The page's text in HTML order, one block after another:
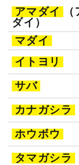
アマダイ
ダイ）
マダイ
イトヨリ
サバ
カナガシラ
ホウボウ
タマガシラ